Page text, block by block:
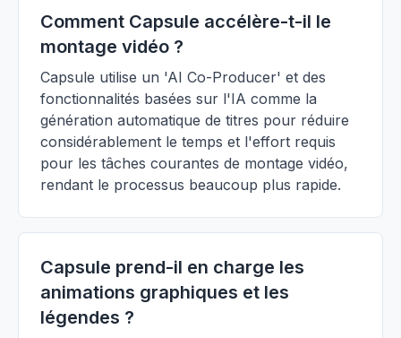
Comment Capsule accélère-t-il le
montage vidéo ?
Capsule utilise un 'AI Co-Producer' et des
fonctionnalités basées sur l'IA comme la
génération automatique de titres pour réduire
considérablement le temps et l'effort requis
pour les tâches courantes de montage vidéo,
rendant le processus beaucoup plus rapide.
Capsule prend-il en charge les
animations graphiques et les
légendes ?